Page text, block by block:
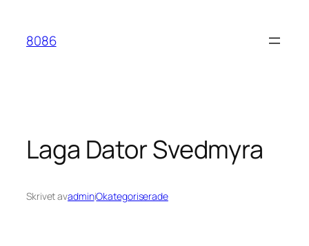
innehåll
8086
Laga Dator Svedmyra
Skrivet avadminiOkategoriserade